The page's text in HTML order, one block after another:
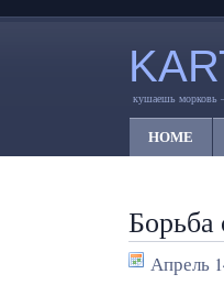
кушаешь морковь
HOME
Борьба
Апрель